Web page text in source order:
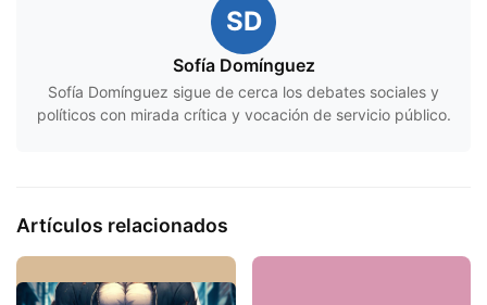
SD
Sofía Domínguez
Sofía Domínguez sigue de cerca los debates sociales y
políticos con mirada crítica y vocación de servicio público.
Artículos relacionados